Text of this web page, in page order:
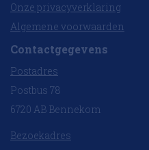
Onze privacyverklaring
Algemene voorwaarden
Contactgegevens
Postadres
Postbus 78
6720 AB Bennekom
Bezoekadres